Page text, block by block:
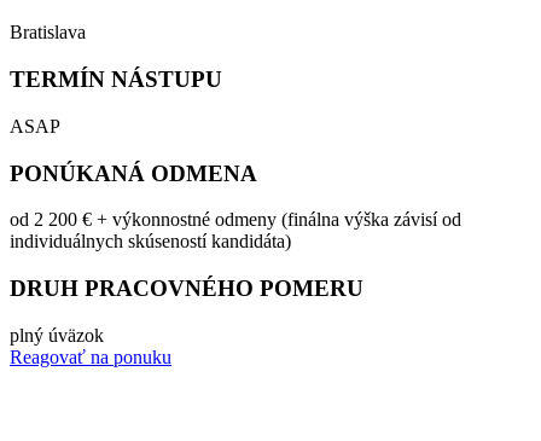
Bratislava
TERMÍN NÁSTUPU
ASAP
PONÚKANÁ ODMENA
od 2 200 € + výkonnostné odmeny (finálna výška závisí od
individuálnych skúseností kandidáta)
DRUH PRACOVNÉHO POMERU
plný úväzok
Reagovať na ponuku